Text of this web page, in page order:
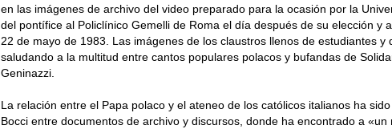
en las imágenes de archivo del video preparado para la ocasión por la
del pontífice al Policlínico Gemelli de Roma el día después de su elección y
22 de mayo de 1983. Las imágenes de los claustros llenos de estudiantes
saludando a la multitud entre cantos populares polacos y bufandas de
Geninazzi.
La relación entre el Papa polaco y el ateneo de los católicos italianos ha
Bocci entre documentos de archivo y discursos, donde ha encontrado a